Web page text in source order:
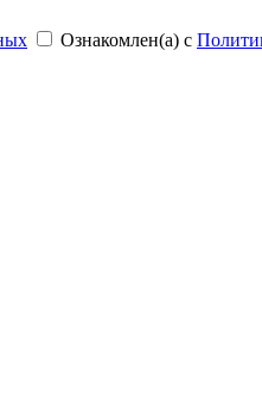
Ознакомлен(а) с